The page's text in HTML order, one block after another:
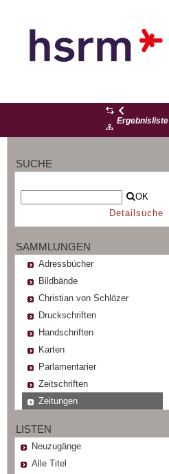
Ergebnisliste
SUCHE
OK
Detailsuche
SAMMLUNGEN
Adressbücher
Bildbände
Christian von Schlözer
Druckschriften
Handschriften
Karten
Parlamentarier
Zeitschriften
Zeitungen
LISTEN
Neuzugänge
Alle Titel